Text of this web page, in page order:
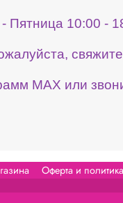
Пятница 10:00 -
МАХ или
Оферта и